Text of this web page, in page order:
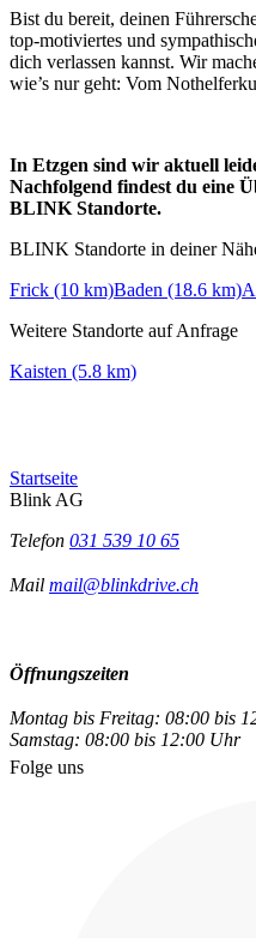
Bist du bereit, deinen
top-motiviertes und
dich verlassen kannst. Wir
wie’s nur geht: Vom
In Etzgen sind wir aktuell
Nachfolgend findest du eine
BLINK Standorte.
BLINK Standorte in deiner
Frick (10 km)Baden (18.6 km)
Weitere Standorte auf Anfrage
Kaisten (5.8 km)
Startseite
Blink AG
Telefon 031 539 10 65
Mail mail@blinkdrive.ch
Öffnungszeiten
Montag bis Freitag: 08:00 bis
Samstag: 08:00 bis 12:00 Uhr
Folge uns